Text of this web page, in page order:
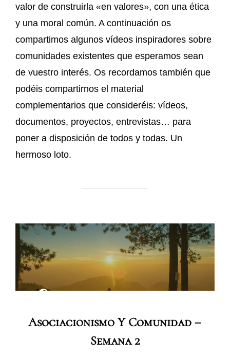
valor de construirla «en valores», con una ética
y una moral común. A continuación os
compartimos algunos vídeos inspiradores sobre
comunidades existentes que esperamos sean
de vuestro interés. Os recordamos también que
podéis compartirnos el material
complementarios que consideréis: vídeos,
documentos, proyectos, entrevistas… para
poner a disposición de todos y todas. Un
hermoso loto.
Asociacionismo Y Comunidad –
Semana 2